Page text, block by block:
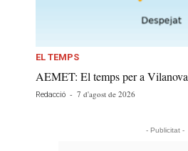
EL TEMPS
AEMET: El temps per a
Redacció - 7 d'agost de 2026
- Publicitat -